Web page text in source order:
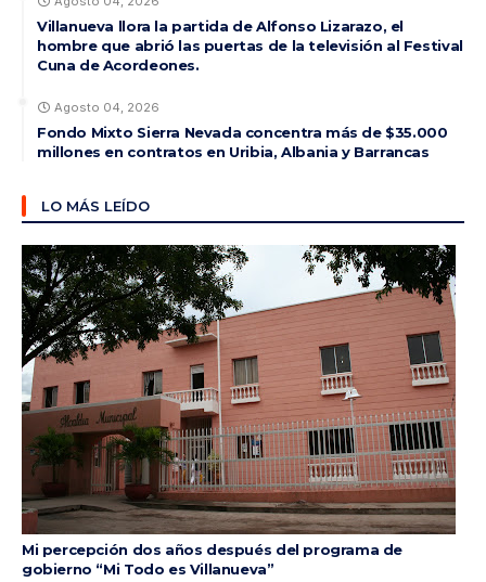
Villanueva llora la partida de Alfonso Lizarazo, el
hombre que abrió las puertas de la televisión al Festival
Cuna de Acordeones.
Agosto 04, 2026
Fondo Mixto Sierra Nevada concentra más de $35.000
millones en contratos en Uribia, Albania y Barrancas
LO MÁS LEÍDO
Mi percepción dos años después del programa de
gobierno “Mi Todo es Villanueva”